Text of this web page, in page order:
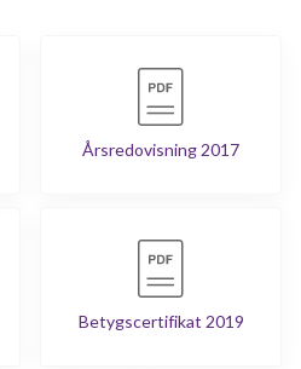
Årsredovisning 2017
Betygscertifikat 2019